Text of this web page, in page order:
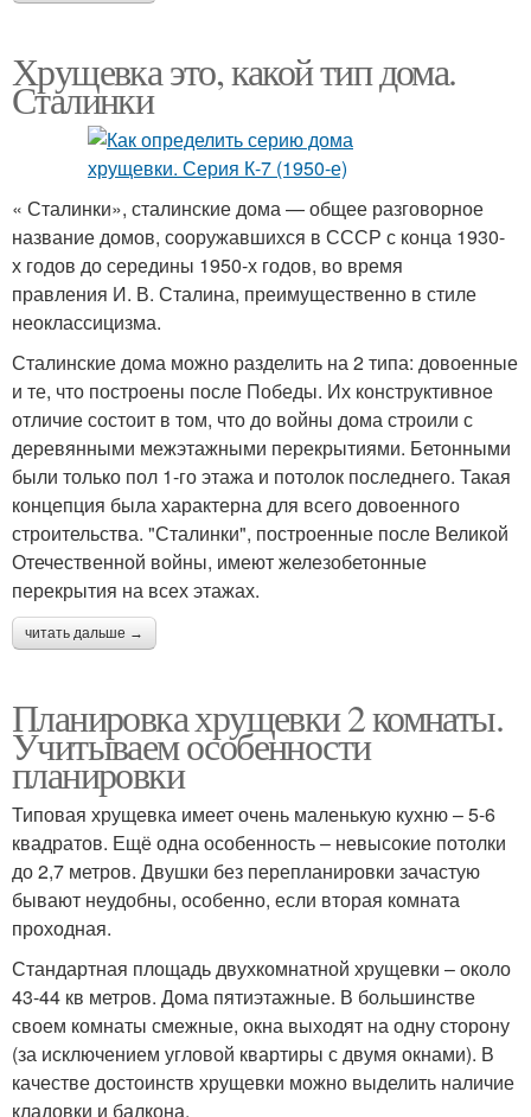
Хрущевка это, какой тип дома.
Сталинки
« Сталинки», сталинские дома — общее разговорное
название домов, сооружавшихся в СССР с конца 1930-
х годов до середины 1950-х годов, во время
правления И. В. Сталина, преимущественно в стиле
неоклассицизма.
Сталинские дома можно разделить на 2 типа: довоенные
и те, что построены после Победы. Их конструктивное
отличие состоит в том, что до войны дома строили с
деревянными межэтажными перекрытиями. Бетонными
были только пол 1-го этажа и потолок последнего. Такая
концепция была характерна для всего довоенного
строительства. "Сталинки", построенные после Великой
Отечественной войны, имеют железобетонные
перекрытия на всех этажах.
читать дальше →
Планировка хрущевки 2 комнаты.
Учитываем особенности
планировки
Типовая хрущевка имеет очень маленькую кухню – 5-6
квадратов. Ещё одна особенность – невысокие потолки
до 2,7 метров. Двушки без перепланировки зачастую
бывают неудобны, особенно, если вторая комната
проходная.
Стандартная площадь двухкомнатной хрущевки – около
43-44 кв метров. Дома пятиэтажные. В большинстве
своем комнаты смежные, окна выходят на одну сторону
(за исключением угловой квартиры с двумя окнами). В
качестве достоинств хрущевки можно выделить наличие
кладовки и балкона.